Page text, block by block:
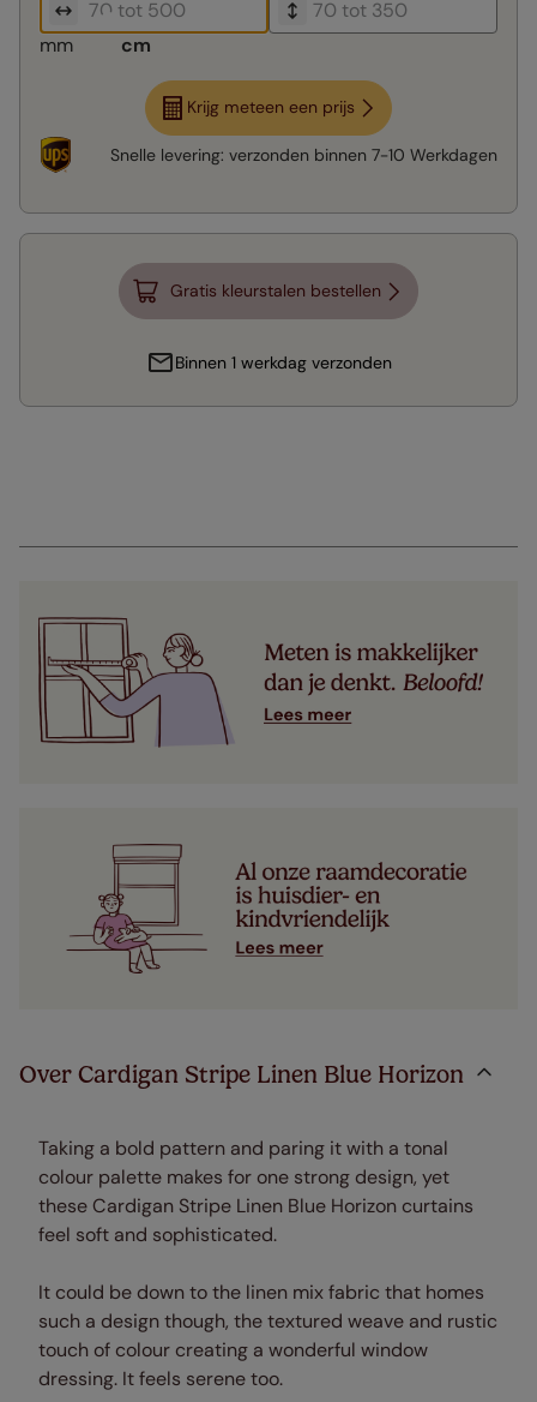
mm cm
Krijg meteen een prijs
Snelle levering: verzonden binnen 7-10 Werkdagen
Gratis kleurstalen bestellen
Binnen 1 werkdag verzonden
Over Cardigan Stripe Linen Blue Horizon
Taking a bold pattern and paring it with a tonal
colour palette makes for one strong design, yet
these Cardigan Stripe Linen Blue Horizon curtains
feel soft and sophisticated.
It could be down to the linen mix fabric that homes
such a design though, the textured weave and rustic
touch of colour creating a wonderful window
dressing. It feels serene too.